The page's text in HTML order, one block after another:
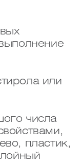
или
числа
пластик,